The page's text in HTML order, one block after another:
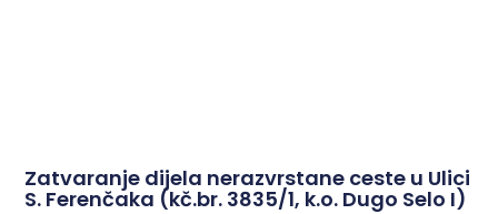
Zatvaranje dijela nerazvrstane ceste u Ulici
S. Ferenčaka (kč.br. 3835/1, k.o. Dugo Selo I)